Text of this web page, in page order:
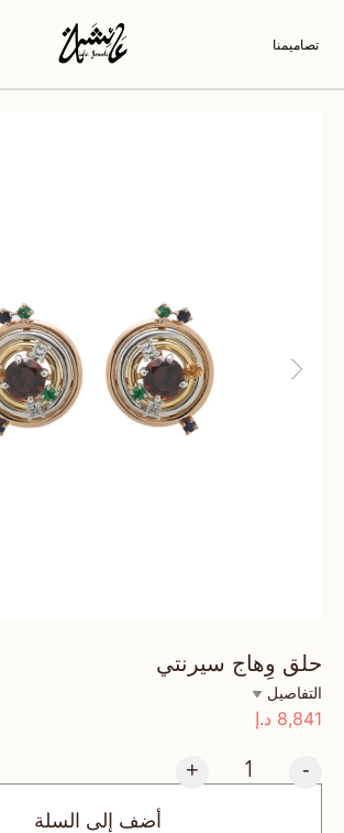
تصاميمنا
حلق وِهاج سيرنتي
التفاصيل
8,841 د.إ
-
+
أضف إلى السلة